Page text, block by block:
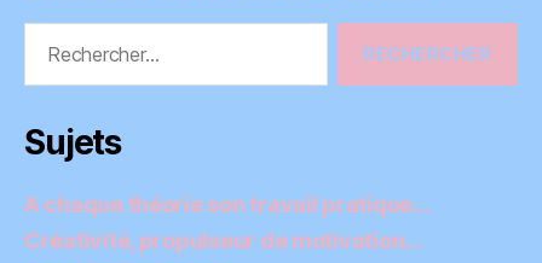
Sujets
A chaque théorie son travail pratique…
Créativité, propulseur de motivation…